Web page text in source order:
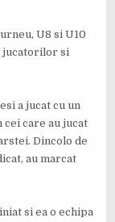
U8 si U10
jucatorilor si
a jucat cu un
care au jucat
Dincolo de
au marcat
si ea o echipa